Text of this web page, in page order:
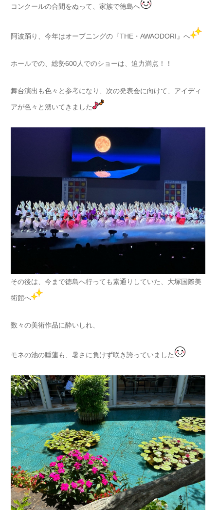
コンクールの合間をぬって、家族で徳島へ
阿波踊り、今年はオープニングの『THE・AWAODORI』へ
ホールでの、総勢600人でのショーは、迫力満点！！
舞台演出も色々と参考になり、次の発表会に向けて、アイディ
アが色々と湧いてきました
その後は、今まで徳島へ行っても素通りしていた、大塚国際美
術館へ
数々の美術作品に酔いしれ、
モネの池の睡蓮も、暑さに負けず咲き誇っていました